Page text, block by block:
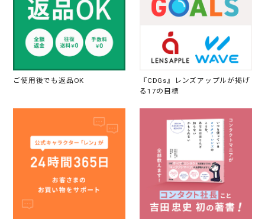
ご使用後でも返品OK
『CDGs』レンズアップルが掲げ
る17の目標